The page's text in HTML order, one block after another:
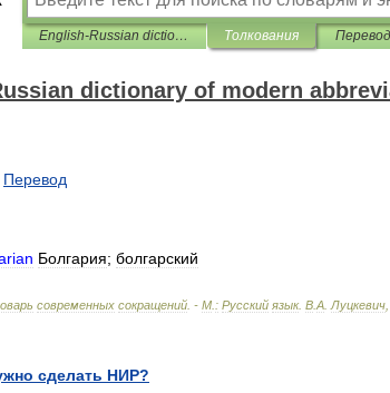
English-Russian dictionary of modern abbreviations Толкования
dictionary of modern
Перевод
Болгария; болгарский
современных сокращений . - М : Русский язык. В А Луцкевич
сделать НИР?